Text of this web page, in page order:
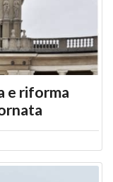
e riforma